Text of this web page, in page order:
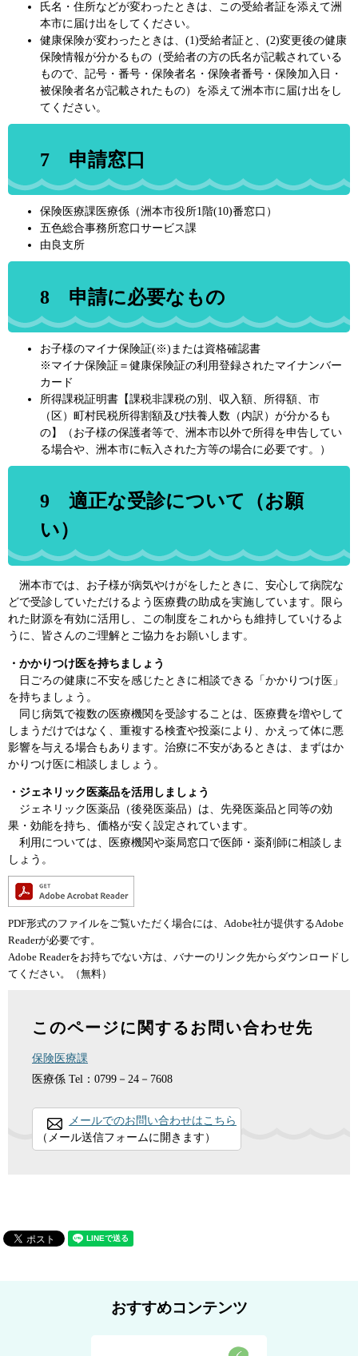
氏名・住所などが変わったときは、この受給者証を添えて洲
本市に届け出をしてください。
健康保険が変わったときは、(1)受給者証と、(2)変更後の健康
保険情報が分かるもの（受給者の方の氏名が記載されている
もので、記号・番号・保険者名・保険者番号・保険加入日・
被保険者名が記載されたもの）を添えて洲本市に届け出をし
てください。
7 申請窓口
保険医療課医療係（洲本市役所1階(10)番窓口）
五色総合事務所窓口サービス課
由良支所
8 申請に必要なもの
お子様のマイナ保険証(※)または資格確認書
※マイナ保険証＝健康保険証の利用登録されたマイナンバー
カード
所得課税証明書【課税非課税の別、収入額、所得額、市
（区）町村民税所得割額及び扶養人数（内訳）が分かるも
の】（お子様の保護者等で、洲本市以外で所得を申告してい
る場合や、洲本市に転入された方等の場合に必要です。）
9 適正な受診について（お願
い）
洲本市では、お子様が病気やけがをしたときに、安心して病院な
どで受診していただけるよう医療費の助成を実施しています。限ら
れた財源を有効に活用し、この制度をこれからも維持していけるよ
うに、皆さんのご理解とご協力をお願いします。
・かかりつけ医を持ちましょう
日ごろの健康に不安を感じたときに相談できる「かかりつけ医」
を持ちましょう。
同じ病気で複数の医療機関を受診することは、医療費を増やして
しまうだけではなく、重複する検査や投薬により、かえって体に悪
影響を与える場合もあります。治療に不安があるときは、まずはか
かりつけ医に相談しましょう。
・ジェネリック医薬品を活用しましょう
ジェネリック医薬品（後発医薬品）は、先発医薬品と同等の効
果・効能を持ち、価格が安く設定されています。
利用については、医療機関や薬局窓口で医師・薬剤師に相談しま
しょう。
PDF形式のファイルをご覧いただく場合には、Adobe社が提供するAdobe
Readerが必要です。
Adobe Readerをお持ちでない方は、バナーのリンク先からダウンロードし
てください。（無料）
このページに関するお問い合わせ先
保険医療課
医療係 Tel：0799－24－7608
メールでのお問い合わせはこちら
（メール送信フォームに開きます）
おすすめコンテンツ